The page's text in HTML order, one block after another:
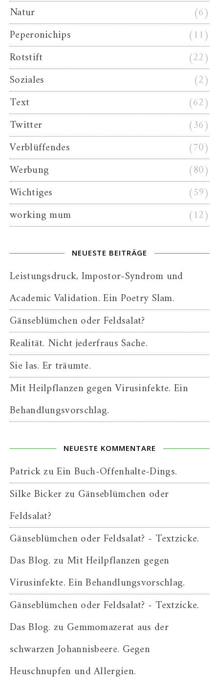
Natur
(6)
Peperonichips
(11)
Rotstift
(22)
Soziales
(2)
Text
(62)
Twitter
(36)
Verblüffendes
(70)
Werbung
(80)
Wichtiges
(59)
working mum
(12)
NEUESTE BEITRÄGE
Leistungsdruck, Impostor-Syndrom und
Academic Validation. Ein Poetry Slam.
Gänseblümchen oder Feldsalat?
Realität. Nicht jederfraus Sache.
Sie las. Er träumte.
Mit Heilpflanzen gegen Virusinfekte. Ein
Behandlungsvorschlag.
NEUESTE KOMMENTARE
PatrickzuEin Buch-Offenhalte-Dings.
Silke Bickerzu Gänseblümchen oder
Feldsalat?
Gänseblümchen oder Feldsalat? - Textzicke.
Das Blog. zu Mit Heilpflanzen gegen
Virusinfekte. Ein Behandlungsvorschlag.
Gänseblümchen oder Feldsalat? - Textzicke.
Das Blog. zu Gemmomazerat aus der
schwarzen Johannisbeere. Gegen
Heuschnupfen und Allergien.